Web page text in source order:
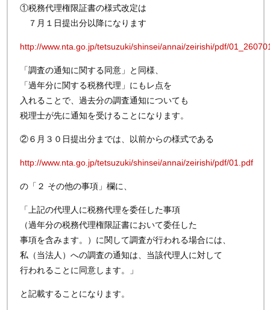
①税務代理権限証書の様式改定は
７月１日提出分以降になります
http://www.nta.go.jp/tetsuzuki/shinsei/annai/zeirishi/pdf/
「調査の通知に関する同意」と同様、
「過年分に関する税務代理」にもレ点を
入れることで、過去分の調査通知についても
税理士が先に通知を受けることになります。
②６月３０日提出分までは、以前からの様式である
http://www.nta.go.jp/tetsuzuki/shinsei/annai/zeirishi/pdf/01.pdf
の「２ その他の事項」欄に、
「上記の代理人に税務代理を委任した事項
（過年分の税務代理権限証書において委任した
事項を含みます。）に関して調査が行われる場合には、
私（当法人）への調査の通知は、当該代理人に対して
行われることに同意します。」
と記載することになります。